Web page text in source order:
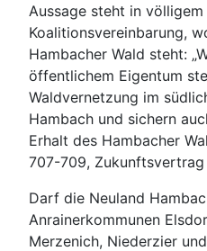
Aussage steht in
Koalitionsvereinbarung,
Hambacher Wald steht:
öffentlichem Eigentum
Waldvernetzung im
Hambach und sichern
Erhalt des Hambacher
707-709, Zukunftsvertrag
Darf die Neuland
Anrainerkommunen
Merzenich, Niederzier